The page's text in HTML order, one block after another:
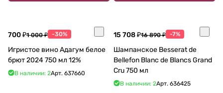
700 ₽1 000 ₽ -30%
Игристое вино Адагум белое
брют 2024 750 мл 12%
В наличии: 2Арт. 637660
15 708 ₽16 890 ₽ -7%
Шампанское Besserat de
Bellefon Blanc de Blancs Grand
Cru 750 мл
В наличии: 2Арт. 636425